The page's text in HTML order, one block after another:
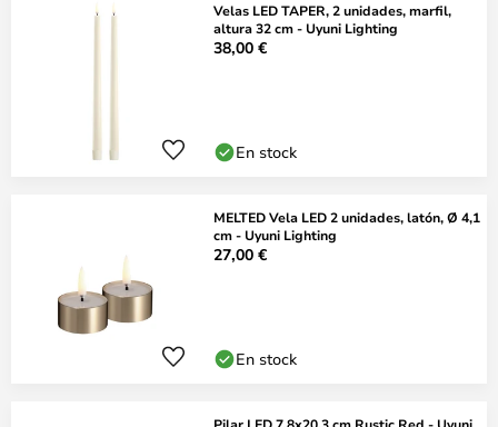
Velas LED TAPER, 2 unidades, marfil,
altura 32 cm - Uyuni Lighting
38,00 €
En stock
MELTED Vela LED 2 unidades, latón, Ø 4,1
cm - Uyuni Lighting
27,00 €
En stock